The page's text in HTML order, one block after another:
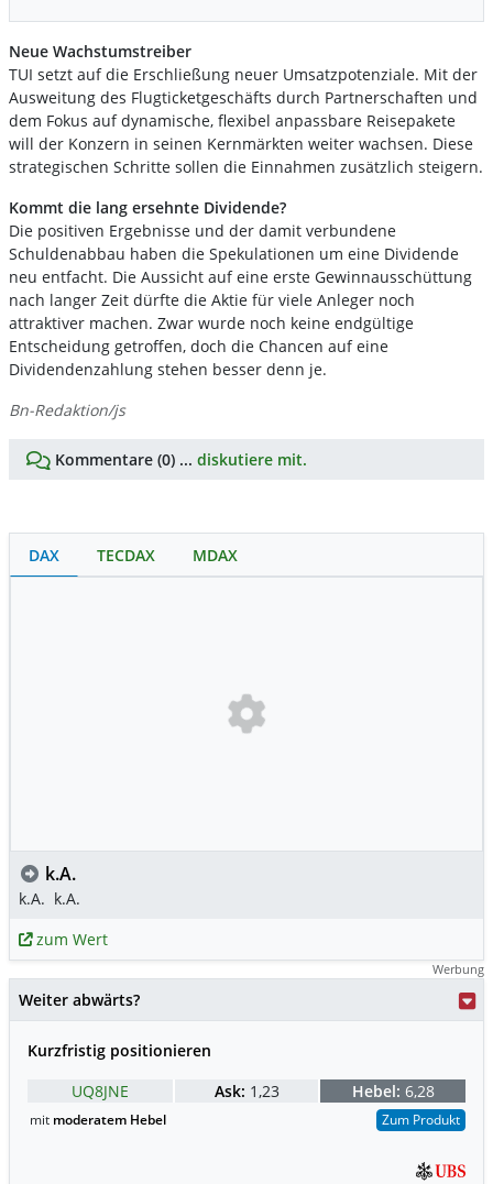
Neue Wachstumstreiber
TUI setzt auf die Erschließung neuer Umsatzpotenziale. Mit der
Ausweitung des Flugticketgeschäfts durch Partnerschaften und
dem Fokus auf dynamische, flexibel anpassbare Reisepakete
will der Konzern in seinen Kernmärkten weiter wachsen. Diese
strategischen Schritte sollen die Einnahmen zusätzlich steigern.
Kommt die lang ersehnte Dividende?
Die positiven Ergebnisse und der damit verbundene
Schuldenabbau haben die Spekulationen um eine Dividende
neu entfacht. Die Aussicht auf eine erste Gewinnausschüttung
nach langer Zeit dürfte die Aktie für viele Anleger noch
attraktiver machen. Zwar wurde noch keine endgültige
Entscheidung getroffen, doch die Chancen auf eine
Dividendenzahlung stehen besser denn je.
Bn-Redaktion/js
Kommentare (0) ... diskutiere mit.
DAX TECDAX MDAX
k.A.
k.A. k.A.
zum Wert
Werbung
Weiter abwärts?
Kurzfristig positionieren
UQ8JNE
Ask: 1,23 Hebel: 6,28
mit moderatem Hebel Zum Produkt